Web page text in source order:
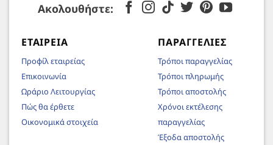
Ακολουθήστε:
ΕΤΑΙΡΕΊΑ
Προφίλ εταιρείας
Επικοινωνία
Ωράριο Λειτουργίας
Πώς θα έρθετε
Οικονομικά στοιχεία
ΠΑΡΑΓΓΕΛΊΕΣ
Τρόποι παραγγελίας
Τρόποι πληρωμής
Τρόποι αποστολής
Χρόνοι εκτέλεσης
παραγγελίας
Έξοδα αποστολής